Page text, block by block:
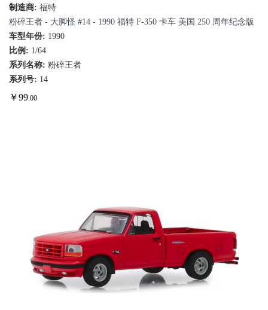
制造商: 福特
粉碎王者 - 大脚怪 #14 - 1990 福特 F-350 卡车 ​​美国 250 周年纪念版
车型年份: 1990
比例: 1/64
系列名称: 粉碎王者
系列号: 14
￥99.00